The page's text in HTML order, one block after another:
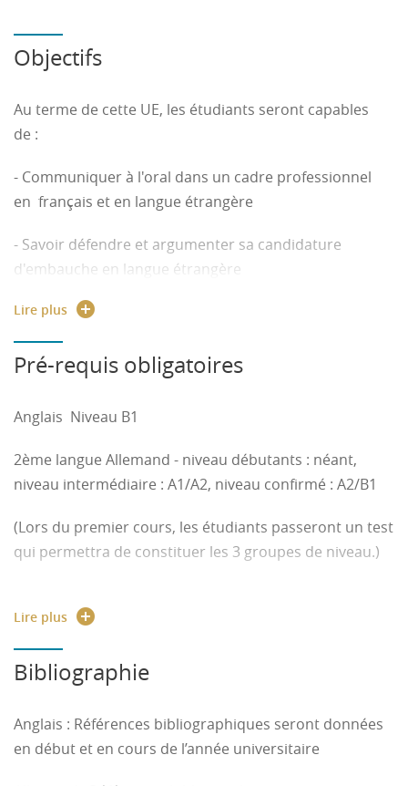
Objectifs
Au terme de cette UE, les étudiants seront capables
de :
- Communiquer à l'oral dans un cadre professionnel
en français et en langue étrangère
- Savoir défendre et argumenter sa candidature
d'embauche en langue étrangère
- Planifier et concevoir la mobilité à l'international
- Passer la certification en langues
doivent posséder un ingénieur
- Effectuer une recherche documentaire et interviewer
- Analyser et comparer les différentes sources
- Rédiger une synthèse sous forme d'un rapport
- Candidater à la recherche d'un stage ou d'un emploi
Lire plus
Pré-requis obligatoires
Anglais Niveau B1
2ème langue Allemand - niveau débutants : néant,
niveau intermédiaire : A1/A2, niveau confirmé : A2/B1
(Lors du premier cours, les étudiants passeront un test
qui permettra de constituer les 3 groupes de niveau.)
niveau intermédiaire : A1/A2, niveau confirmé : A2/B1
(Lors du premier cours, les étudiants passeront un test
qui permettra de constituer les 3 groupes de niveau)
Communication individuelle : savoir s'exprimer en
français (parler, écrire), Avoir un minimum de culture
Lire plus
Bibliographie
Anglais : Références bibliographiques seront données
en début et en cours de l’année universitaire